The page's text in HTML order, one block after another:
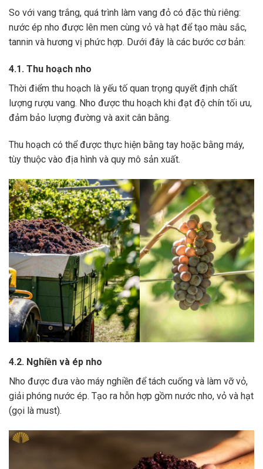
So với vang trắng, quá trình làm vang đỏ có đặc thù riêng:
nước ép nho được lên men cùng vỏ và hạt để tạo màu sắc,
tannin và hương vị phức hợp. Dưới đây là các bước cơ bản:
4.1. Thu hoạch nho
Thời điểm thu hoạch là yếu tố quan trọng quyết định chất
lượng rượu vang. Nho được thu hoạch khi đạt độ chín tối ưu,
đảm bảo lượng đường và axit cân bằng.
Thu hoạch có thể được thực hiện bằng tay hoặc bằng máy,
tùy thuộc vào địa hình và quy mô sản xuất.
4.2. Nghiền và ép nho
Nho được đưa vào máy nghiền để tách cuống và làm vỡ vỏ,
giải phóng nước ép. Tạo ra hỗn hợp gồm nước nho, vỏ và hạt
(gọi là must).